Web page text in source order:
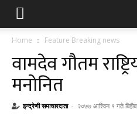
Home Feature Breaking news
वामदेव गौतम
मनोनित
इन्द्रेणी समाचारदाता - २०७७ आश्विन १ गते